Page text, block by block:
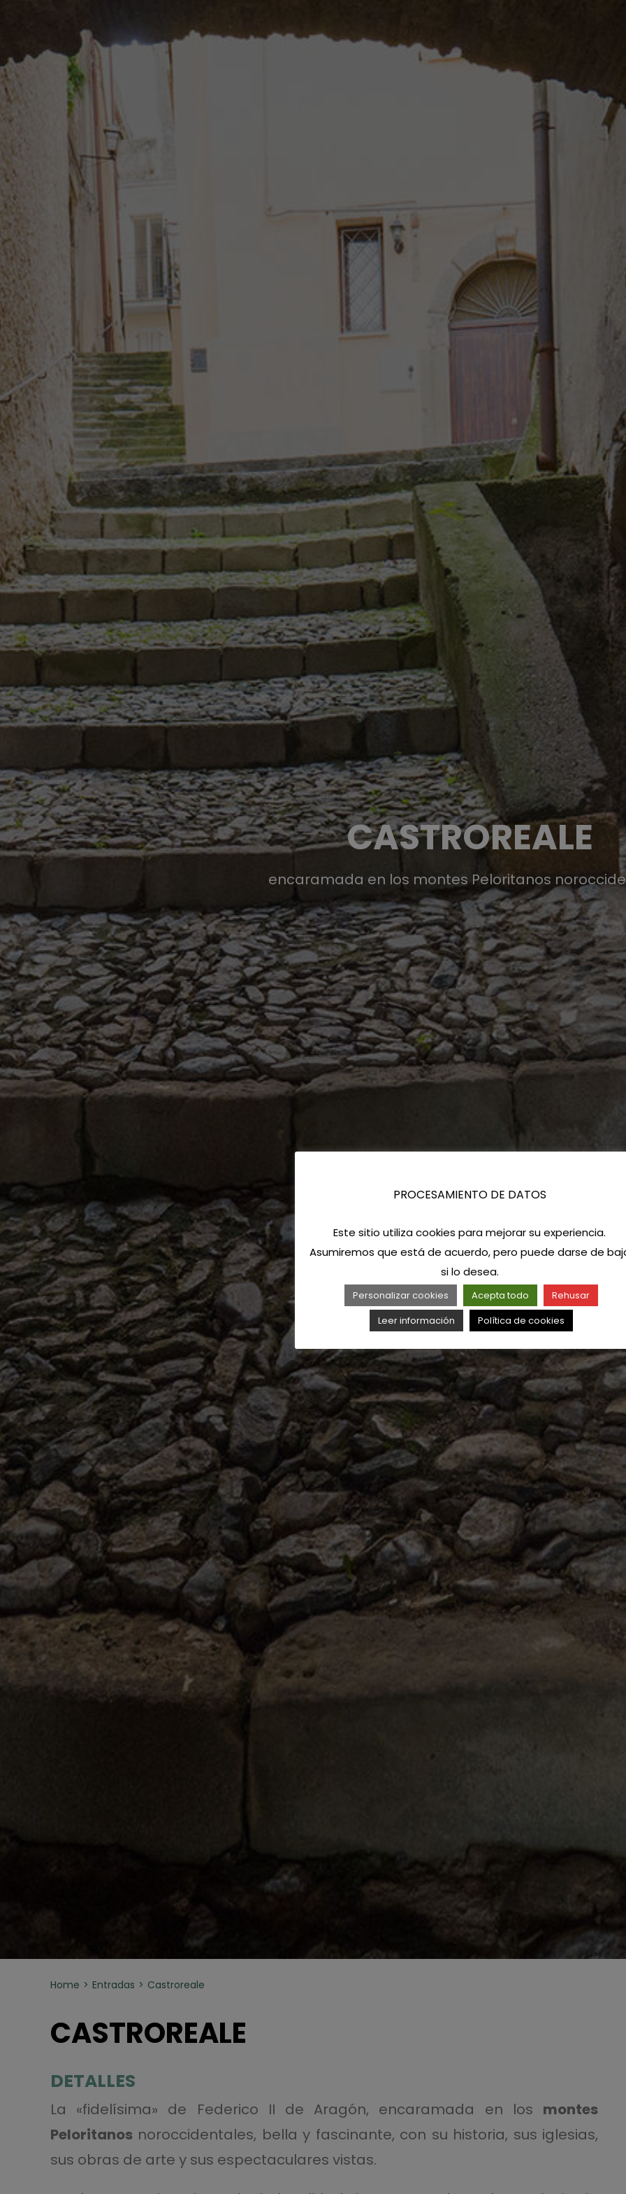
CASTROREALE
encaramada en los montes Peloritanos
Home Entradas Castroreale
CASTROREALE
DETALLES
La «fidelísima» de Federico II de Aragón, encaramada en los montes
Peloritanosnoroccidentales, bella y fascinante, con su historia, sus iglesias,
sus obras de arte y sus espectaculares vistas.
PROCESAMIENTO DE DATOS
Este sitio utiliza cookies para mejorar su experiencia.
Asumiremos que está de acuerdo, pero puede darse de
si lo desea.
Personalizar cookies Acepta todo
Rehusar
Leer información
Política de cookies